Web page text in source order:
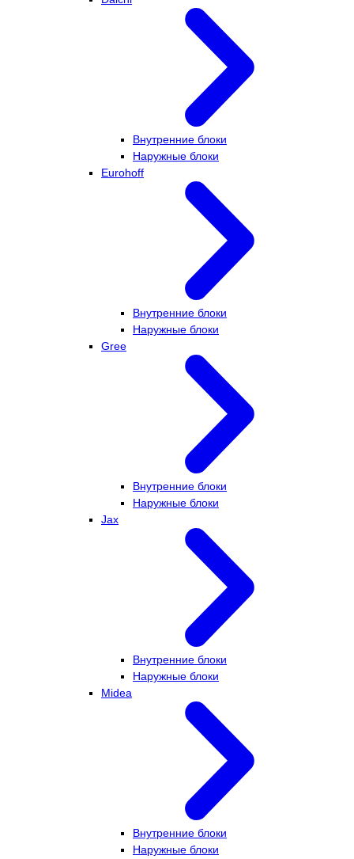
Внутренние блоки
Наружные блоки
Eurohoff
Внутренние блоки
Наружные блоки
Gree
Внутренние блоки
Наружные блоки
Jax
Внутренние блоки
Наружные блоки
Midea
Внутренние блоки
Наружные блоки